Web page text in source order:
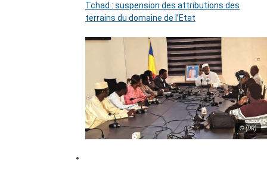
Tchad : suspension des attributions des
terrains du domaine de l’Etat
© (DR)